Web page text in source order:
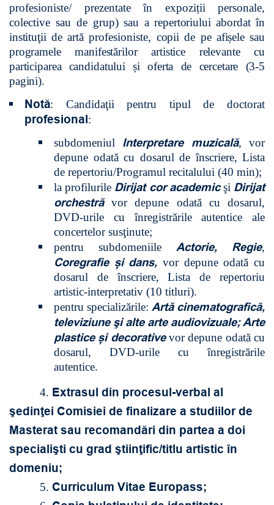
profesioniste/ prezentate în expoziții personale,
colective sau de grup) sau a repertoriului abordat în
instituţii de artăprofesioniste, copii de pe afișele sau
programele manifestărilor artistice relevante cu
participarea candidatului și oferta de cercetare (3-5
pagini).
Notă: Candidaţii pentru tipul de doctorat
profesional:
subdomeniul Interpretare muzicală, vor
depune odată cu dosarul de înscriere, Lista
de repertoriu/Programul recitalului (40 min);
laprofilurile Dirijat cor academicşi Dirijat
orchestrăvor depune odată cu dosarul,
DVD-urile cu înregistrările autentice ale
concertelor susţinute;
pentru subdomeniile Actorie, Regie,
Coregrafie și dans, vor depune odată cu
dosarul de înscriere, Lista de repertoriu
artistic-interpretativ (10 titluri).
pentru specializările: Artă cinematografică,
televiziune şi alte arte audiovizuale; Arte
plastice și decorative vor depune odată cu
dosarul, DVD-urile cu înregistrările
autentice.
4. Extrasul din procesul-verbal al
şedinţei Comisiei de finalizare a studiilor de
Masterat sau recomandări din partea a doi
specialişti cu grad ştiinţific/titlu artistic în
domeniu;
5. Curriculum Vitae Europass;